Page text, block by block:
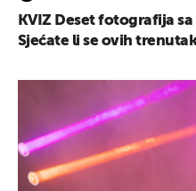
KVIZ Deset fotografija
Sjećate li se ovih